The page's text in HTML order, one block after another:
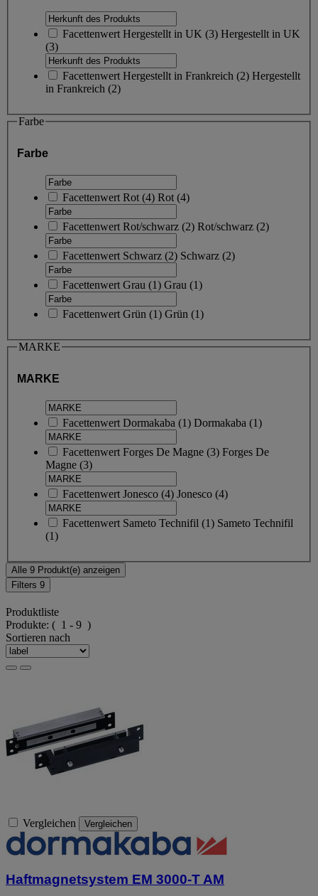
Facettenwert Hergestellt in UK (3) Hergestellt in UK
(3)
Facettenwert Hergestellt in Frankreich (2) Hergestellt
in Frankreich (2)
Farbe
Farbe
Facettenwert Rot (4) Rot (4)
Facettenwert Rot/schwarz (2) Rot/schwarz (2)
Facettenwert Schwarz (2) Schwarz (2)
Facettenwert Grau (1) Grau (1)
Facettenwert Grün (1) Grün (1)
MARKE
MARKE
Facettenwert Dormakaba (1) Dormakaba (1)
Facettenwert Forges De Magne (3) Forges De
Magne (3)
Facettenwert Jonesco (4) Jonesco (4)
Facettenwert Sameto Technifil (1) Sameto Technifil
(1)
Alle 9 Produkt(e) anzeigen
Filters 9
Produktliste
Produkte: ( 1 - 9 )
Sortieren nach
Vergleichen Vergleichen
Haftmagnetsystem EM 3000-T AM